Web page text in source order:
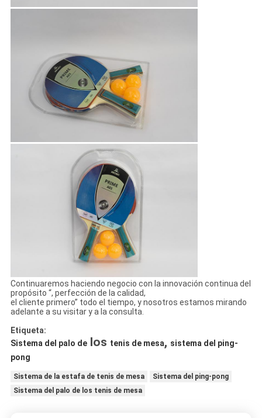
Continuaremos haciendo negocio con la innovación continua del
propósito “, perfección de la calidad,
el cliente primero” todo el tiempo, y nosotros estamos mirando
adelante a su visitar y a la consulta.
Etiqueta:
Sistema del palo delos tenis de mesa, sistema del ping-
pong
Sistema de la estafa de tenis de mesa
Sistema del ping-pong
Sistema del palo de los tenis de mesa